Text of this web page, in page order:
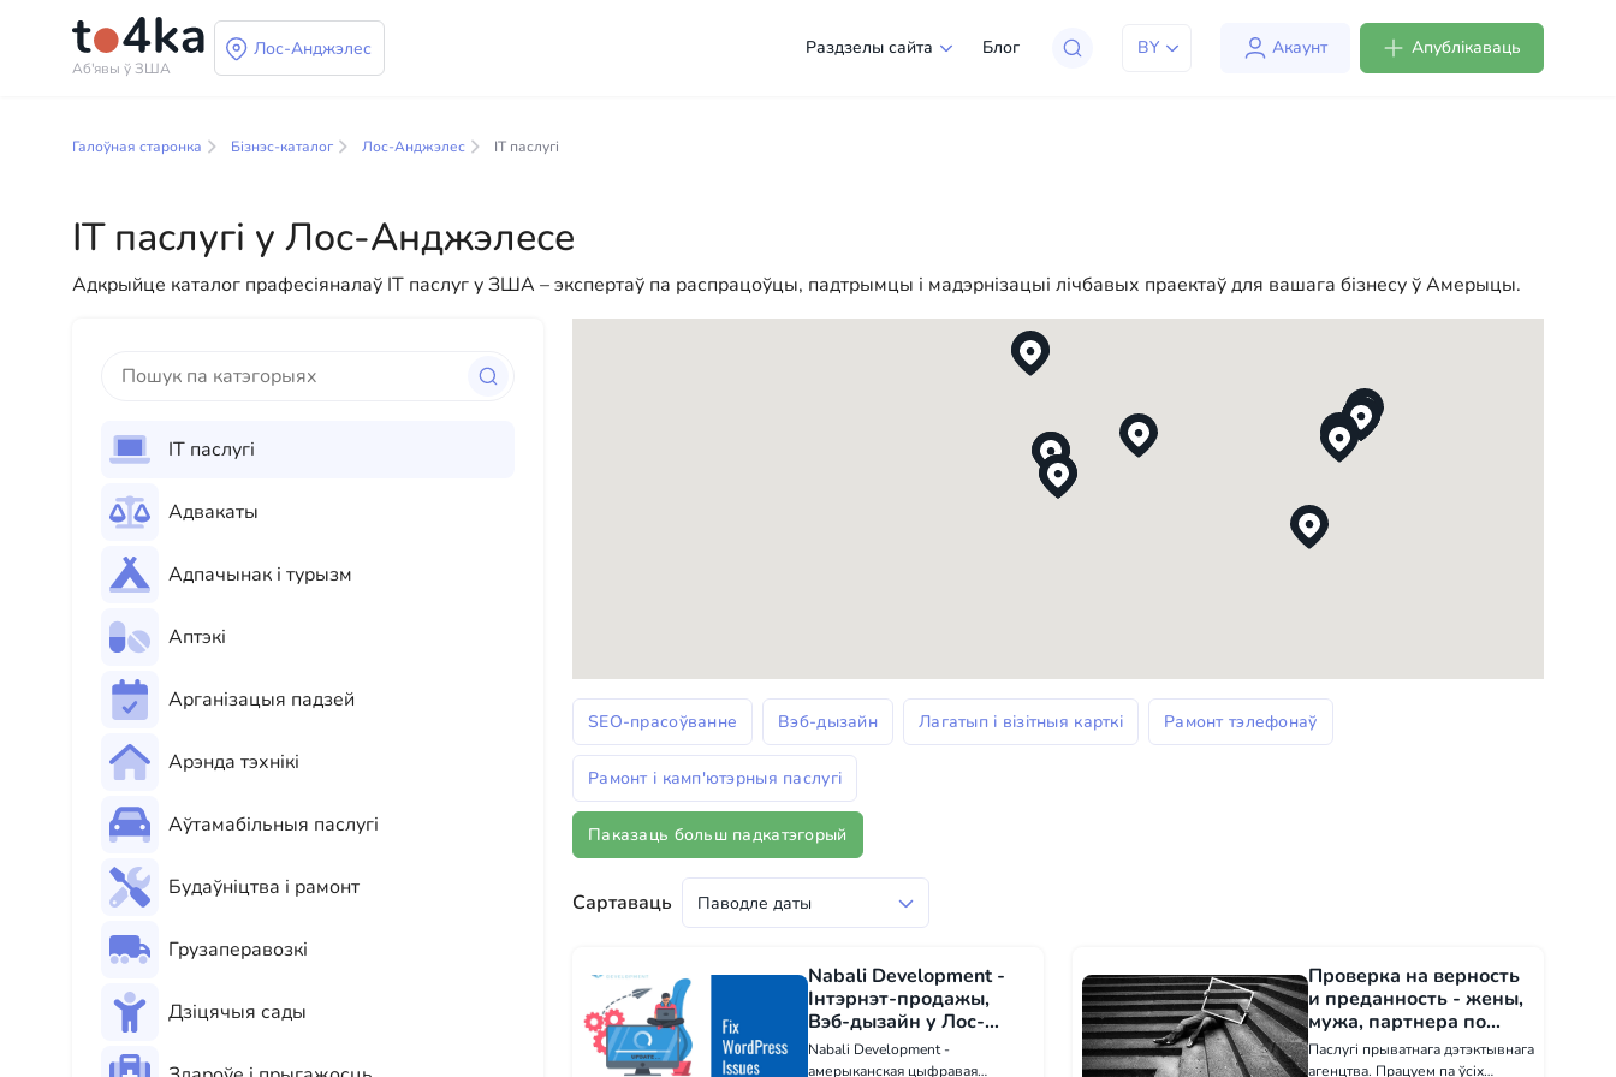
Аб'явы ў ЗША
Лос-Анджэлес Раздзелы сайта Блог BY Акаунт Апублікаваць
Бізнэс і паслугі ў Лос-Анджэлесе
прафесійных кансультацый да паўсядзённай дапамогі — у нас ёсць усё неабходнае для паспяховага пачатку вашага новага жыцця ў ЗША
Галоўная старонка Бізнэс-каталог Лос-Анджэлес ІТ паслугі
ІТ паслугі у Лос-Анджэлесе
Адкрыйце каталог прафесіяналаў IT паслуг у ЗША – экспертаў па распрацоўцы, падтрымцы і мадэрнізацыі лічбавых праектаў для вашага бізнесу ў Амерыцы.
ІТ паслугі
Адвакаты
Адпачынак і турызм
Аптэкі
Арганізацыя падзей
Арэнда тэхнікі
Аўтамабільныя паслугі
Будаўніцтва і рамонт
Грузаперавозкі
Дзіцячыя сады
SEO-прасоўванне Вэб-дызайн Лагатып і візітныя карткі Рамонт тэлефонаў
Рамонт і камп'ютэрныя паслугі
Паказаць больш падкатэгорый
Сартаваць
Nabali Development -
Інтэрнэт-продажы,
Вэб-дызайн у Лос-
Анджэлесе
Nabali Development -
амерыканская цыфравая
Проверка на верность
и преданность - жены,
мужа, партнера по
бизнесу - ІТ паслугі у
Лос-Анджэлесе
Паслугі прыватнага дэтэктывнага
агенцтва. Працуем па ўсіх